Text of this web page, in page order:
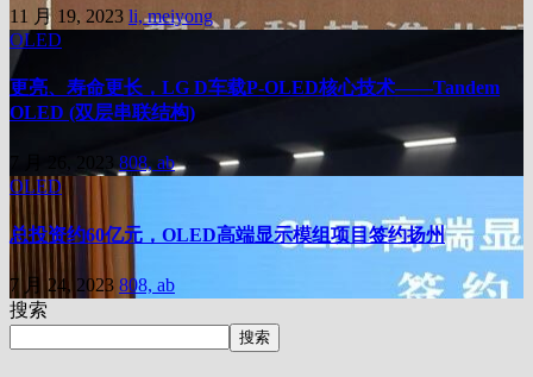
11 月 19, 2023 li, meiyong
OLED
更亮、寿命更长，LG D车载P-OLED核心技术——Tandem
OLED (双层串联结构)
7 月 26, 2023 808, ab
OLED
总投资约60亿元，OLED高端显示模组项目签约扬州
7 月 24, 2023 808, ab
搜索
搜索